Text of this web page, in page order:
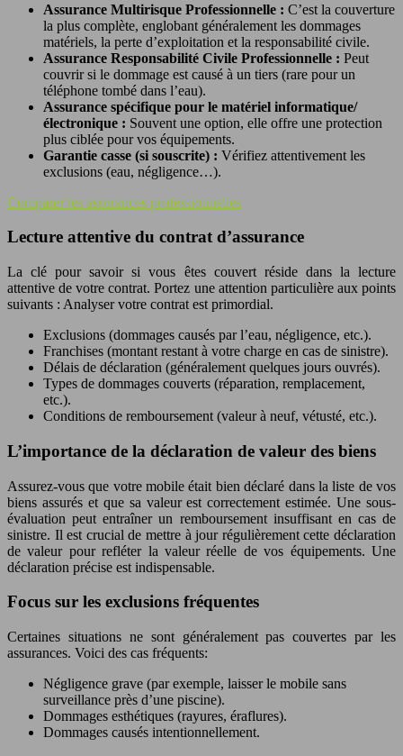
Assurance Multirisque Professionnelle : C’est la couverture
la plus complète, englobant généralement les dommages
matériels, la perte d’exploitation et la responsabilité civile.
Assurance Responsabilité Civile Professionnelle : Peut
couvrir si le dommage est causé à un tiers (rare pour un
téléphone tombé dans l’eau).
Assurance spécifique pour le matériel informatique/
électronique : Souvent une option, elle offre une protection
plus ciblée pour vos équipements.
Garantie casse (si souscrite) : Vérifiez attentivement les
exclusions (eau, négligence…).
Comparer les assurances professionnelles
Lecture attentive du contrat d’assurance
La clé pour savoir si vous êtes couvert réside dans la lecture
attentive de votre contrat. Portez une attention particulière aux points
suivants : Analyser votre contrat est primordial.
Exclusions (dommages causés par l’eau, négligence, etc.).
Franchises (montant restant à votre charge en cas de sinistre).
Délais de déclaration (généralement quelques jours ouvrés).
Types de dommages couverts (réparation, remplacement,
etc.).
Conditions de remboursement (valeur à neuf, vétusté, etc.).
L’importance de la déclaration de valeur des biens
Assurez-vous que votre mobile était bien déclaré dans la liste de vos
biens assurés et que sa valeur est correctement estimée. Une sous-
évaluation peut entraîner un remboursement insuffisant en cas de
sinistre. Il est crucial de mettre à jour régulièrement cette déclaration
de valeur pour refléter la valeur réelle de vos équipements. Une
déclaration précise est indispensable.
Focus sur les exclusions fréquentes
Certaines situations ne sont généralement pas couvertes par les
assurances. Voici des cas fréquents:
Négligence grave (par exemple, laisser le mobile sans
surveillance près d’une piscine).
Dommages esthétiques (rayures, éraflures).
Dommages causés intentionnellement.